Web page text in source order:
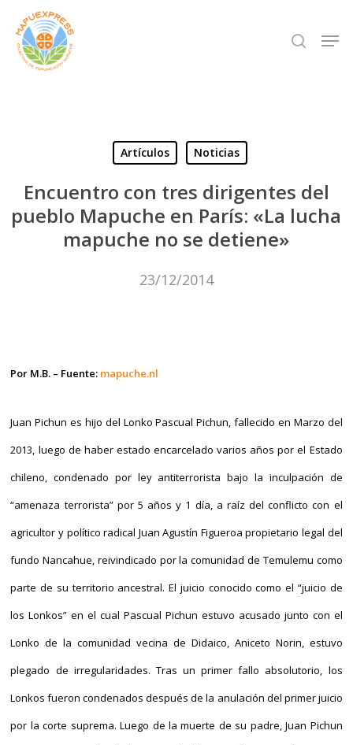
Skip
main
search
Artículos Noticias
Encuentro con tres dirigentes del
pueblo Mapuche en París: «La lucha
mapuche no se detiene»
23/12/2014
Por M.B. – Fuente: mapuche.nl
Juan Pichun es hijo del Lonko Pascual Pichun, fallecido en Marzo del
2013, luego de haber estado encarcelado varios años por el Estado
chileno, condenado por ley antiterrorista bajo la inculpación de
“amenaza terrorista” por 5 años y 1 día, a raíz del conflicto con el
agricultor y político radical Juan Agustín Figueroa propietario legal del
fundo Nancahue, reivindicado por la comunidad de Temulemu como
parte de su territorio ancestral. El juicio conocido como el “juicio de
los Lonkos” en el cual Pascual Pichun estuvo acusado junto con el
Lonko de la comunidad vecina de Didaico, Aniceto Norin, estuvo
plegado de irregularidades. Tras un primer fallo absolutorio, los
Lonkos fueron condenados después de la anulación del primer juicio
por la corte suprema. Luego de la muerte de su padre, Juan Pichun
Close